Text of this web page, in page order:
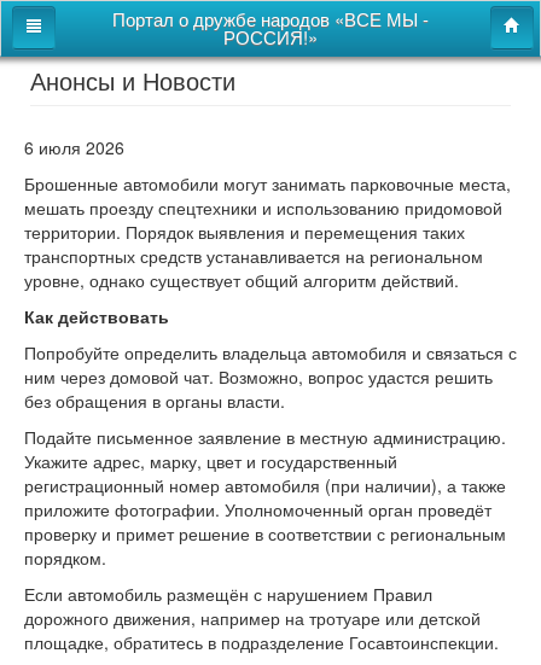
Портал о дружбе народов «ВСЕ МЫ -
РОССИЯ!»
Главная
Новости
СВОи
Этнокультурная карта
Казачий центр
Детям
Видео
Поиск
Карта сайта
Перейти к полной
версии сайта
Анонсы и Новости
6 июля 2026
Брошенные автомобили могут занимать парковочные места,
мешать проезду спецтехники и использованию придомовой
территории. Порядок выявления и перемещения таких
транспортных средств устанавливается на региональном
уровне, однако существует общий алгоритм действий.
Как действовать
Попробуйте определить владельца автомобиля и связаться с
ним через домовой чат. Возможно, вопрос удастся решить
без обращения в органы власти.
Подайте письменное заявление в местную администрацию.
Укажите адрес, марку, цвет и государственный
регистрационный номер автомобиля (при наличии), а также
приложите фотографии. Уполномоченный орган проведёт
проверку и примет решение в соответствии с региональным
порядком.
Если автомобиль размещён с нарушением Правил
дорожного движения, например на тротуаре или детской
площадке, обратитесь в подразделение Госавтоинспекции.